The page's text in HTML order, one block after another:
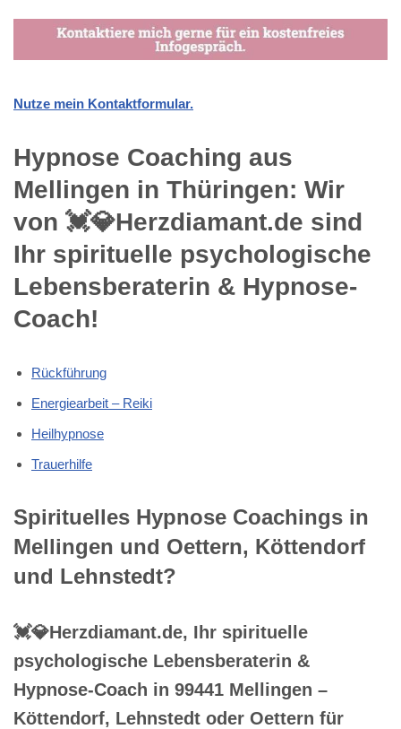
Nutze mein Kontaktformular.
Hypnose Coaching aus
Mellingen in Thüringen: Wir
von 💓️💎Herzdiamant.de sind
Ihr spirituelle psychologische
Lebensberaterin & Hypnose-
Coach!
Rückführung
Energiearbeit – Reiki
Heilhypnose
Trauerhilfe
Spirituelles Hypnose Coachings in
Mellingen und Oettern, Köttendorf
und Lehnstedt?
💓️💎Herzdiamant.de, Ihr spirituelle
psychologische Lebensberaterin &
Hypnose-Coach in 99441 Mellingen –
Köttendorf, Lehnstedt oder Oettern für